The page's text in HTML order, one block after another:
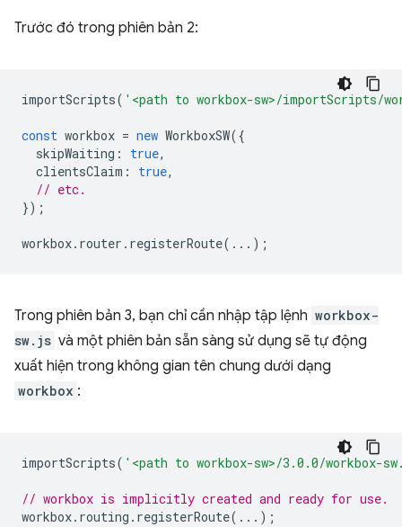
Trước đó trong phiên bản 2:
importScripts( '<path to workbox-sw>/importScripts/
const workbox = new WorkboxSW({
skipWaiting : true,
clientsClaim : true,
// etc.
});
workbox. router . registerRoute(...);
Trong phiên bản 3, bạn chỉ cần nhập tập lệnh workbox-
sw.js và một phiên bản sẵn sàng sử dụng sẽ tự động
xuất hiện trong không gian tên chung dưới dạng
workbox :
importScripts( '<path to workbox-sw>/3.0.0/workbox-
// workbox is implicitly created and ready for use.
workbox. routing . registerRoute(...);